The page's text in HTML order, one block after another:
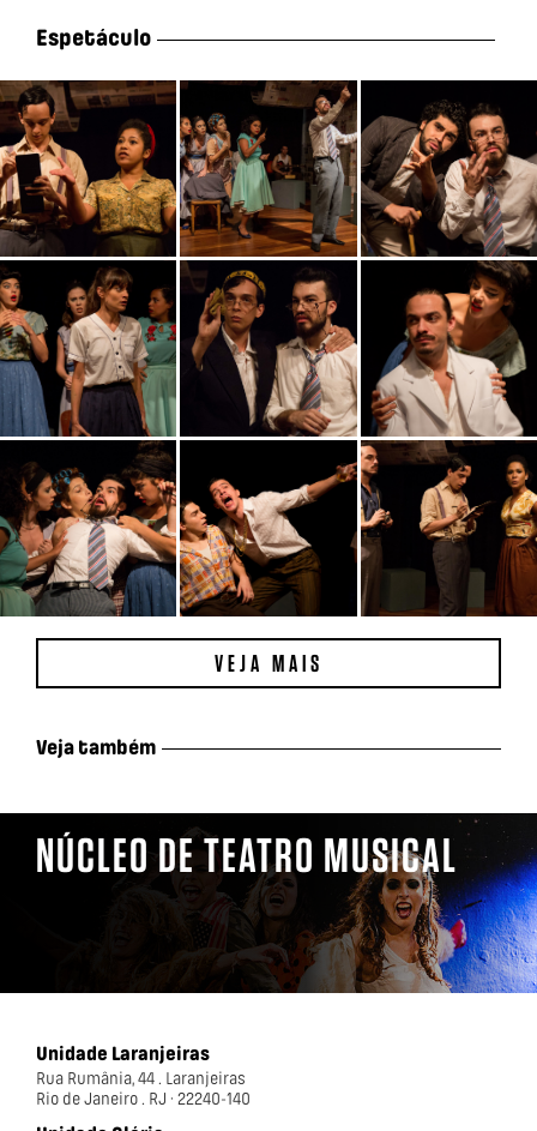
Espetáculo
VEJA MAIS
Veja também
NÚCLEO DE TEATRO MUSICAL
Unidade Laranjeiras
Rua Rumânia, 44 . Laranjeiras
Rio de Janeiro . RJ · 22240-140